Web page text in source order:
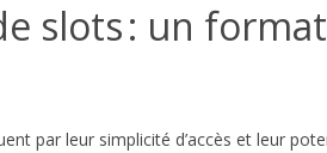
slots : un
par leur simplicité d’accès et leur